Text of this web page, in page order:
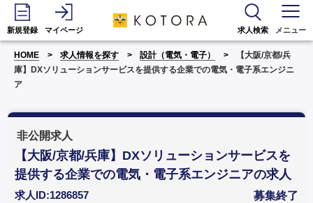
新規登録 マイページ 求人検索 メニュー
HOME 求人情報を探す 設計（電気・電子）
【大阪/京都/兵
庫】DXソリューションサービスを提供する企業での電気・電子系エンジニ
ア
非公開求人
【大阪/京都/兵庫】DXソリューションサービスを
提供する企業での電気・電子系エンジニアの求人
求人ID:1286857 募集終了